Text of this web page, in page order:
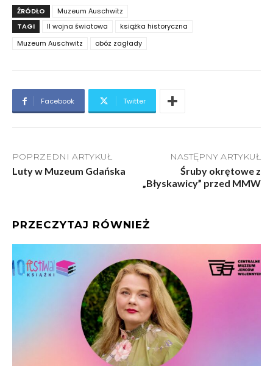
ŹRÓDŁO
Muzeum Auschwitz
TAGI
II wojna światowa
książka historyczna
Muzeum Auschwitz
obóz zagłady
Facebook Twitter
POPRZEDNI ARTYKUŁ
Luty w Muzeum Gdańska
NASTĘPNY ARTYKUŁ
Śruby okrętowe z
„Błyskawicy” przed MMW
PRZECZYTAJ RÓWNIEŻ